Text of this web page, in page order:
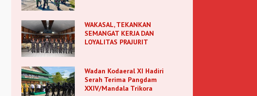
WAKASAL, TEKANKAN
SEMANGAT KERJA DAN
LOYALITAS PRAJURIT
Wadan Kodaeral XI Hadiri
Serah Terima Pangdam
XXIV/Mandala Trikora